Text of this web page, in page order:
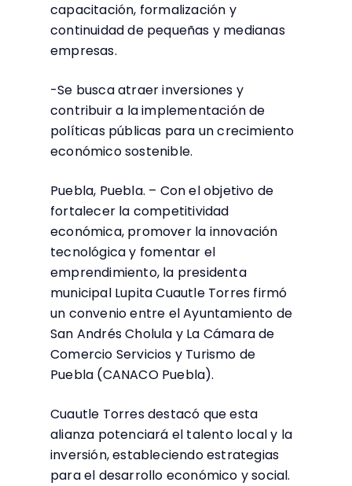
capacitación, formalización y
continuidad de pequeñas y medianas
empresas.
-Se busca atraer inversiones y
contribuir a la implementación de
políticas públicas para un crecimiento
económico sostenible.
Puebla, Puebla. – Con el objetivo de
fortalecer la competitividad
económica, promover la innovación
tecnológica y fomentar el
emprendimiento, la presidenta
municipal Lupita Cuautle Torres firmó
un convenio entre el Ayuntamiento de
San Andrés Cholula y La Cámara de
Comercio Servicios y Turismo de
Puebla (CANACO Puebla).
Cuautle Torres destacó que esta
alianza potenciará el talento local y la
inversión, estableciendo estrategias
para el desarrollo económico y social.